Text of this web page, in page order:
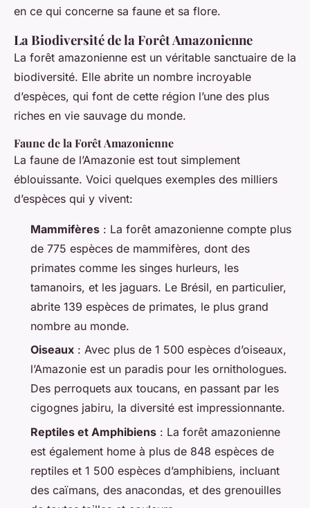
en ce qui concerne sa faune et sa flore.
La Biodiversité de la Forêt Amazonienne
La forêt amazonienne est un véritable sanctuaire de la
biodiversité. Elle abrite un nombre incroyable
d’espèces, qui font de cette région l’une des plus
riches en vie sauvage du monde.
Faune de la Forêt Amazonienne
La faune de l’Amazonie est tout simplement
éblouissante. Voici quelques exemples des milliers
d’espèces qui y vivent:
Mammifères : La forêt amazonienne compte plus
de 775 espèces de mammifères, dont des
primates comme les singes hurleurs, les
tamanoirs, et les jaguars. Le Brésil, en particulier,
abrite 139 espèces de primates, le plus grand
nombre au monde.
Oiseaux : Avec plus de 1 500 espèces d’oiseaux,
l’Amazonie est un paradis pour les ornithologues.
Des perroquets aux toucans, en passant par les
cigognes jabiru, la diversité est impressionnante.
Reptiles et Amphibiens : La forêt amazonienne
est également home à plus de 848 espèces de
reptiles et 1 500 espèces d’amphibiens, incluant
des caïmans, des anacondas, et des grenouilles